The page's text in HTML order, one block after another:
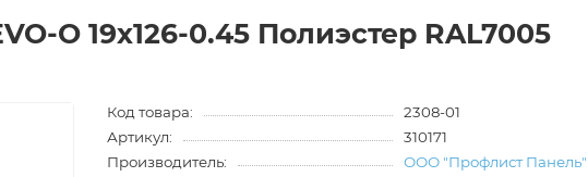
O 19х126-0.45 Полиэстер RAL7005
Код товара:
2308-01
Артикул:
310171
Производитель:
ООО "Профлист Панель"